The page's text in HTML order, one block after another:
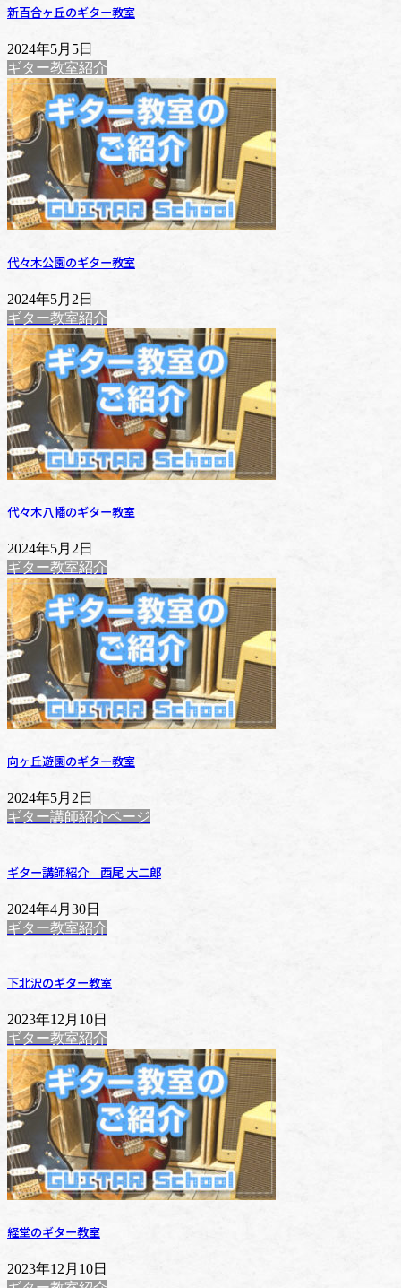
新百合ヶ丘のギター教室
2024年5月5日
ギター教室紹介
代々木公園のギター教室
2024年5月2日
ギター教室紹介
代々木八幡のギター教室
2024年5月2日
ギター教室紹介
向ヶ丘遊園のギター教室
2024年5月2日
ギター講師紹介ページ
ギター講師紹介 西尾 大二郎
2024年4月30日
ギター教室紹介
下北沢のギター教室
2023年12月10日
ギター教室紹介
経堂のギター教室
2023年12月10日